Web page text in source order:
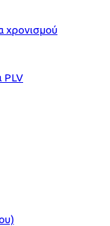
χρονισμού
PLV